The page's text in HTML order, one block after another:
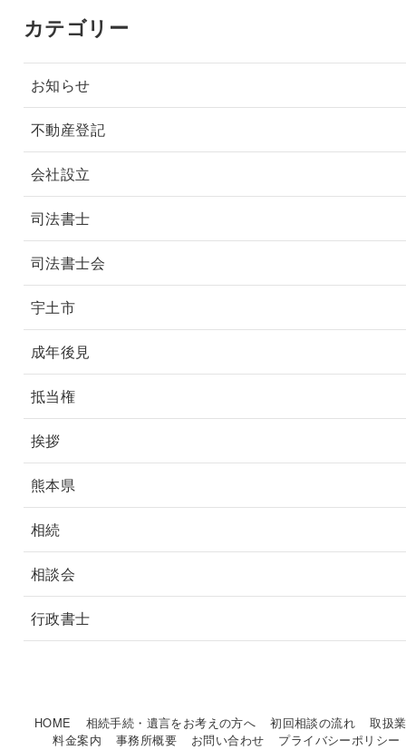
カテゴリー
お知らせ
不動産登記
会社設立
司法書士
司法書士会
宇土市
成年後見
抵当権
挨拶
熊本県
相続
相談会
行政書士
HOME 相続手続・遺言をお考えの方へ 初回相談の流れ
取扱
料金案内
事務所概要 お問い合わせ
プライバシーポリシー